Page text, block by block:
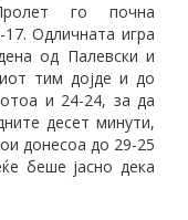
го почна
Одличната игра
од Палевски и
тим дојде и до
и 24-24, за да
десет минути,
донесоа до 29-25
беше јасно дека